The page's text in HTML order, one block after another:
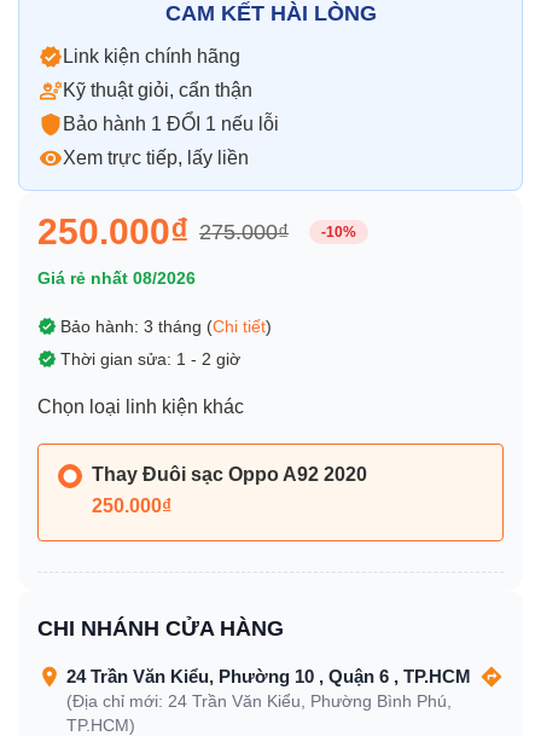
CAM KẾT HÀI LÒNG
Link kiện chính hãng
Kỹ thuật giỏi, cẩn thận
Bảo hành 1 ĐỔI 1 nếu lỗi
Xem trực tiếp, lấy liền
250.000₫ 275.000₫ -10%
Giá rẻ nhất 08/2026
Bảo hành: 3 tháng (Chi tiết)
Thời gian sửa: 1 - 2 giờ
Chọn loại linh kiện khác
Thay Đuôi sạc Oppo A92 2020
250.000₫
CHI NHÁNH CỬA HÀNG
24 Trần Văn Kiểu, Phường 10 , Quận 6 , TP.HCM
(Địa chỉ mới: 24 Trần Văn Kiểu, Phường Bình Phú,
TP.HCM)